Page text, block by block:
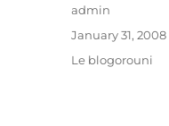
Author
admin
Posted
on
January 31, 2008
Categories
Le blogorouni